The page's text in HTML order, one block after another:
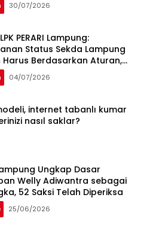
30/07/2026
PERARI Lampung:
Status Sekda Lampung
Harus Berdasarkan Aturan,
Opini
04/07/2026
internet tabanlı kumar
nasıl saklar?
Ungkap Dasar
Welly Adiwantra sebagai
52 Saksi Telah Diperiksa
25/06/2026